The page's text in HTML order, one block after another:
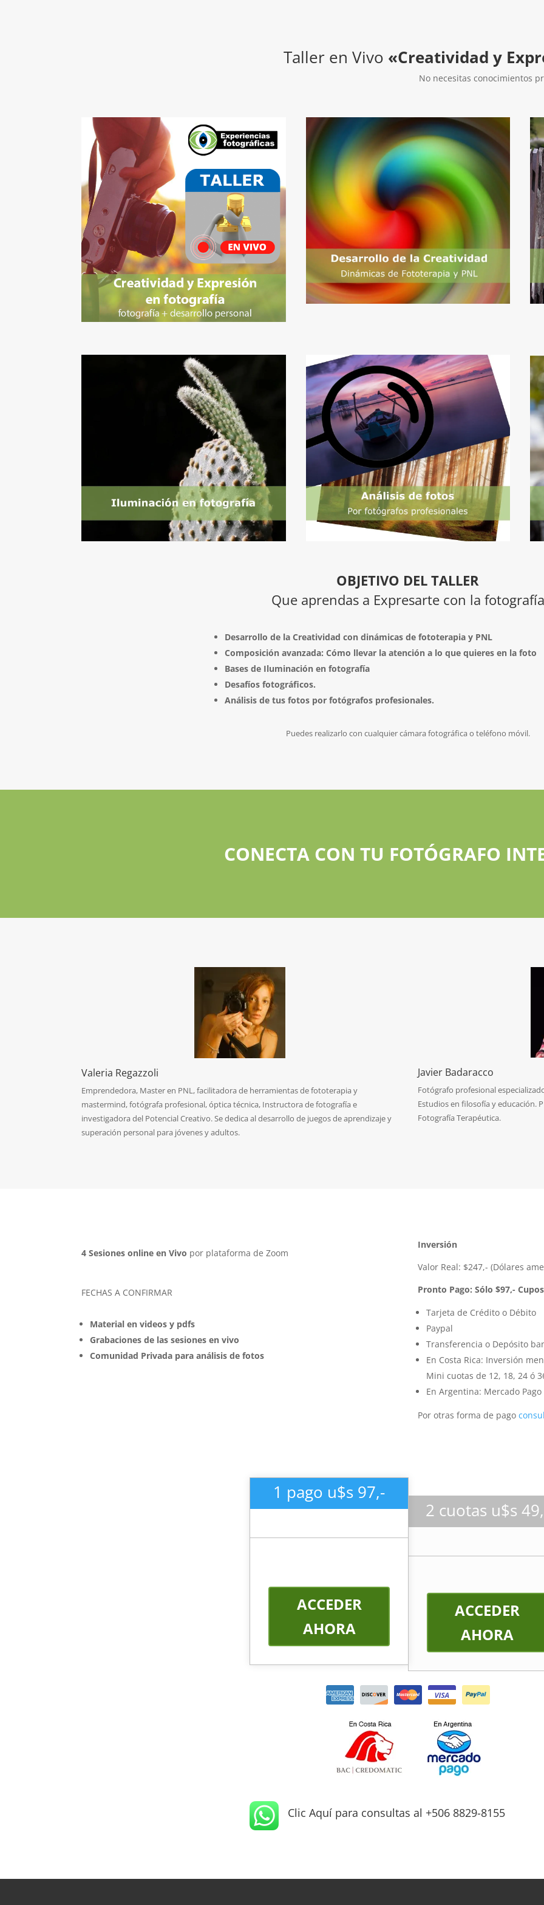
Taller en Vivo «Creatividad y
No necesitas conocimientos
OBJETIVO DEL TALLER
Que aprendas a Expresarte con la fotografía
Desarrollo de la Creatividad con dinámicas de fototerapia y PNL
Composición avanzada: Cómo llevar la atención a lo que quieres en la foto
Bases de Iluminación en fotografía
Desafíos fotográficos.
Análisis de tus fotos por fotógrafos profesionales.
Puedes realizarlo con cualquier cámara fotográfica o teléfono móvil.
CONECTA CON TU FOTÓGRAFO
Valeria Regazzoli
Emprendedora, Master en PNL, facilitadora de herramientas de fototerapia y
mastermind, fotógrafa profesional, óptica técnica, Instructora de fotografía e
investigadora del Potencial Creativo. Se dedica al desarrollo de juegos de aprendizaje y
superación personal para jóvenes y adultos.
Javier Badaracco
Fotógrafo profesional
Estudios en filosofía y educación.
Fotografía Terapéutica.
4 Sesiones online en Vivo por plataforma de Zoom
FECHAS A CONFIRMAR
Material en videos y pdfs
Grabaciones de las sesiones en vivo
Comunidad Privada para análisis de fotos
Inversión
Valor Real: $247,-(Dólares
Pronto Pago: Sólo $97,-
Tarjeta de Crédito o Débito
Paypal
Transferencia o Depósito
En Costa Rica: Inversión
Mini cuotas de 12, 18, 24 ó
En Argentina: Mercado
Por otras forma de pago
1 pago u$s 97,-
ACCEDER
AHORA
2 cuotas u$s
ACCEDER
AHORA
Clic Aquí para consultas al +506 8829-8155